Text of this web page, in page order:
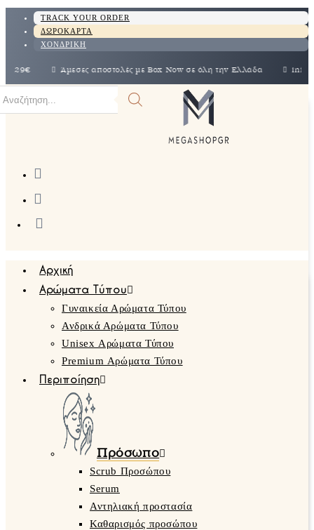
TRACK YOUR ORDER
ΔΩΡΟΚΑΡΤΑ
ΧΟΝΔΡΙΚΗ
Άμεσες αποστολές με Box Now σε όλη την Ελλάδα
Αρχική
Αρώματα Τύπου
Γυναικεία Αρώματα Τύπου
Ανδρικά Αρώματα Τύπου
Unisex Αρώματα Τύπου
Premium Αρώματα Τύπου
Περιποίηση
Πρόσωπο
Scrub Προσώπου
Serum
Αντηλιακή προστασία
Καθαρισμός προσώπου